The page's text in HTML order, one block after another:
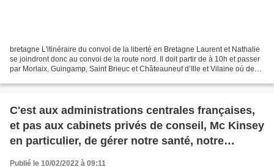
bretagne L'itinéraire du convoi de la liberté en Bretagne Laurent et Nathalie
se joindront donc au convoi de la route nord. Il doit partir de à 10h et passer
par Morlaix, Guingamp, Saint Brieuc et Châteauneuf d’Ille et Vilaine où des
C'est aux administrations centrales françaises,
et pas aux cabinets privés de conseil, Mc Kinsey
en particulier, de gérer notre santé, notre
Publié le 10/02/2022 à 09:11